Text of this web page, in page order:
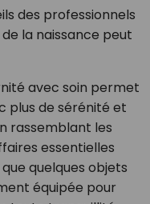
des professionnels
la naissance peut
avec soin permet
plus de sérénité et
rassemblant les
essentielles
quelques objets
équipée pour